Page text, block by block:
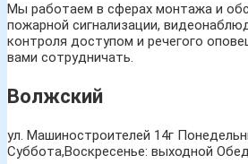
Мы работаем в сферах монтажа и
пожарной сигнализации,
контроля доступом и речегого
вами сотрудничать.
Волжский
ул. Машиностроителей 14г
Суббота,Воскресенье: выходной